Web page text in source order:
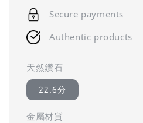
Secure payments
Authentic products
天然鑽石
22.6分
金屬材質